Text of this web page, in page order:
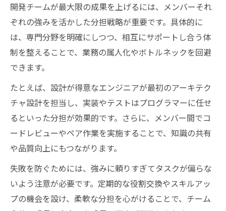
開発チームが最大限の成果を上げるには、メンバーそれ
ぞれの強みを活かした分担戦略が重要です。具体的に
は、専門分野を明確にしつつ、相互にサポートし合う体
制を整えることで、業務の属人化やボトルネックを回避
できます。
たとえば、設計が得意なエンジニアが最初のアーキテク
チャ設計を担当し、実装やテストはプログラマーに任せ
るといった分担が効果的です。さらに、メンバー間でコ
ードレビューやペア作業を実施することで、知識の共有
や品質向上にもつながります。
失敗を防ぐためには、強みに頼りすぎてタスクが偏らな
いよう注意が必要です。定期的な役割交換やスキルアッ
プの機会を設け、柔軟な分担を心がけることで、チーム